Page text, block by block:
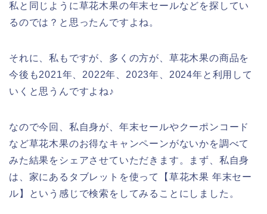
私と同じように草花木果の年末セールなどを探してい
るのでは？と思ったんですよね。
それに、私もですが、多くの方が、草花木果の商品を
今後も2021年、2022年、2023年、2024年と利用して
いくと思うんですよね♪
なので今回、私自身が、年末セールやクーポンコード
など草花木果のお得なキャンペーンがないかを調べて
みた結果をシェアさせていただきます。まず、私自身
は、家にあるタブレットを使って【草花木果 年末セー
ル】という感じで検索をしてみることにしました。